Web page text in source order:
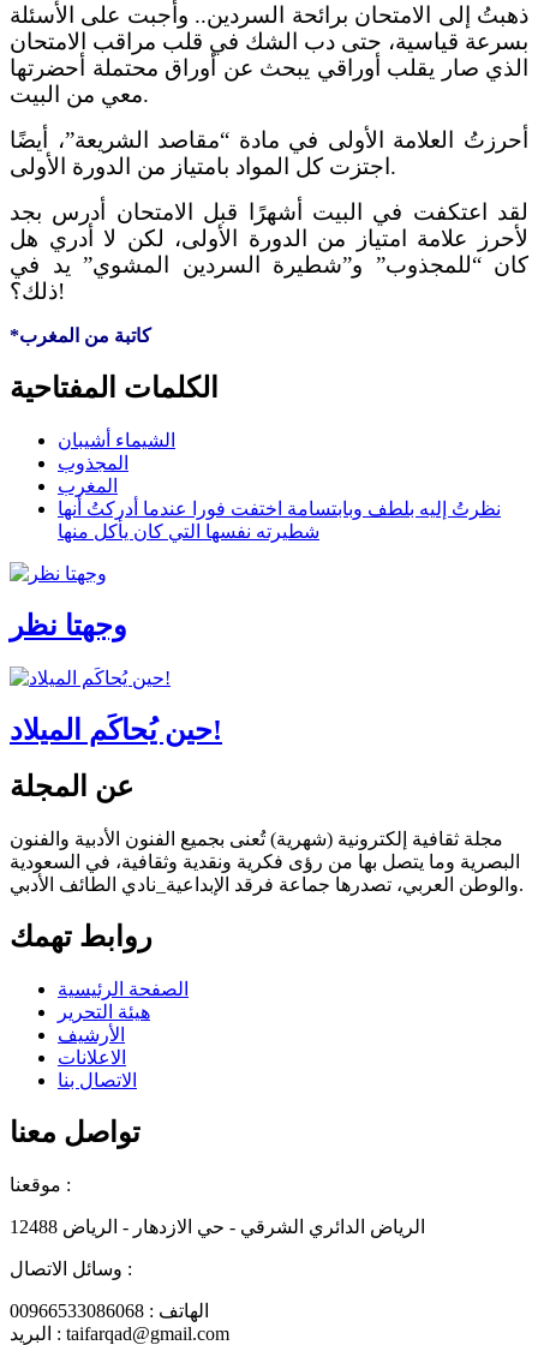
ذهبتُ إلى ا
لامتحان برائحة السردين.. وأ جبت على الأسئلة
بسرعة قياسية، حتى دب الشك في قلب مراقب الامتحان
الذي صار يقلب أوراقي يبحث عن أوراق محتملة أحضرتها
معي من البيت.
أحرزتُ العلامة الأولى في مادة “مقاصد الشريعة”، أيضًا
اجتزت كل المواد بامتياز من الدورة الأولى .
لقد اعتكفت في البيت أشهرًا قبل الامتحان أدرس بجد
لأحرز علامة امتياز من الدورة الأولى، لكن لا أدري هل
كان “للمجذوب” و”شطيرة السردين المشوي” يد في
ذلك؟!
*كاتبة من المغرب
الكلمات المفتاحية
الشيماء أشيبان
المجذوب
المغرب
نظرتُ إليه بلطف وبابتسامة اختفت فورا عندما أدركتُ أنها
شطيرته نفسها التي كان يأكل منها
وجهتا نظر
حين يُحاكَم الميلاد!
عن المجلة
مجلة ثقافية إلكترونية (شهرية) تُعنى بجميع الفنون الأدبية والفنون
البصرية وما يتصل بها من رؤى فكرية ونقدية وثقافية، في السعودية
والوطن العربي، تصدرها جماعة فرقد الإبداعية_نادي الطائف الأدبي.
روابط تهمك
الصفحة الرئيسية
هيئة التحرير
الأرشيف
الاعلانات
الاتصال بنا
تواصل معنا
موقعنا :
الرياض الدائري الشرقي - حي الازدهار - الرياض 12488
وسائل الاتصال :
الهاتف : 00966533086068
البريد : taifarqad@gmail.com